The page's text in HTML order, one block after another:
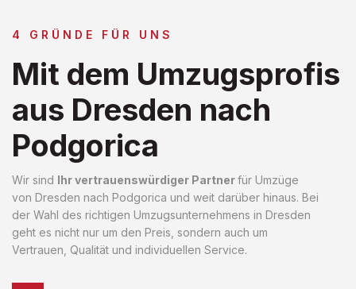
4 GRÜNDE FÜR UNS
Mit dem Umzugsprofis
aus Dresden nach
Podgorica
Wir sind Ihr vertrauenswürdiger Partnerfür Umzüge
von Dresden nach Podgorica und weit darüber hinaus. Bei
der Wahl des richtigen Umzugsunternehmens in Dresden
geht es nicht nur um den Preis, sondern auch um
Vertrauen, Qualität und individuellen Service.